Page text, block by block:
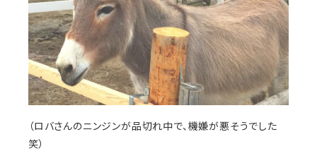
（ロバさんのニンジンが品切れ中で、機嫌が悪そうでした
笑）